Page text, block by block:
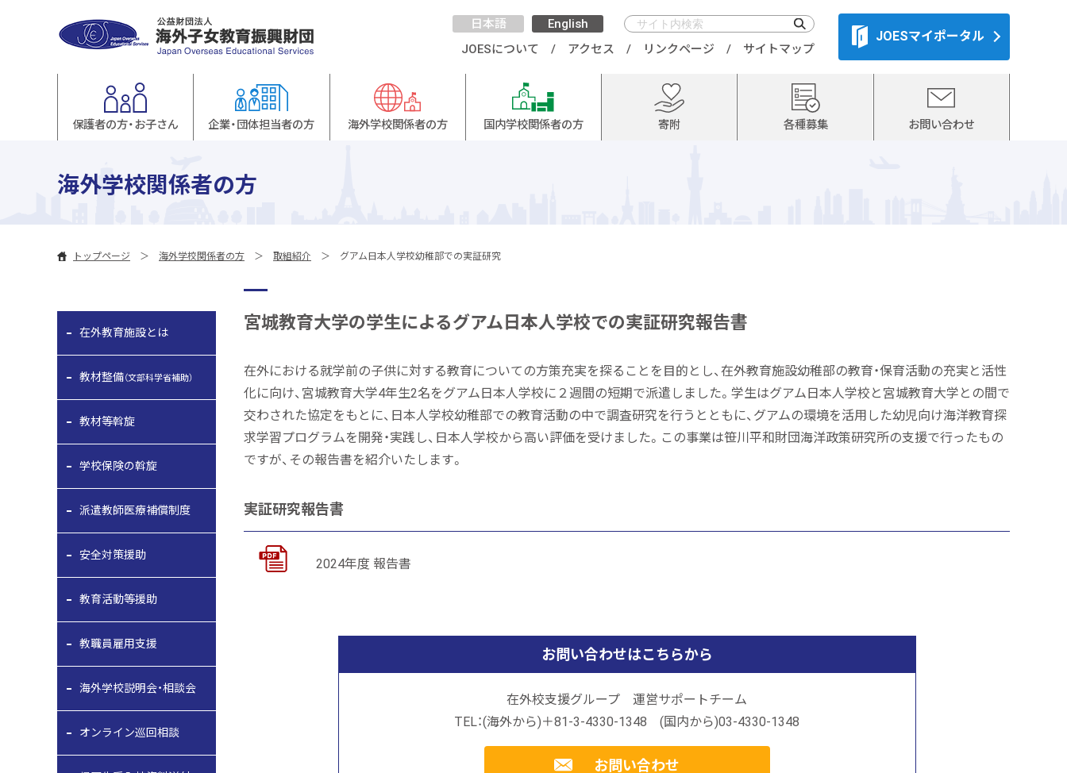
日本語
English
JOESについて
アクセス リンクページ サイトマップ
JOESマイポータル
保護者の方・お子さん 企業・団体担当者の方 海外学校関係者の方 国内学校関係者の方 寄附 各種募集 お問い合わせ
海外学校関係者の方
トップページ 海外学校関係者の方 取組紹介 グアム日本人学校幼稚部での実証研究
在外教育施設とは
教材整備（文部科学省補助）
教材等斡旋
学校保険の斡旋
派遣教師医療補償制度
安全対策援助
教育活動等援助
教職員雇用支援
海外学校説明会・相談会
オンライン巡回相談
宮城教育大学の学生によるグアム日本人学校での実証研究報告書
在外における就学前の子供に対する教育についての方策充実を探ることを目的とし、在外教育施設幼稚部の教育・保育活動の充実と活性
化に向け、宮城教育大学4年生2名をグアム日本人学校に２週間の短期で派遣しました。学生はグアム日本人学校と宮城教育大学との間で
交わされた協定をもとに、日本人学校幼稚部での教育活動の中で調査研究を行うとともに、グアムの環境を活用した幼児向け海洋教育探
求学習プログラムを開発・実践し、日本人学校から高い評価を受けました。この事業は笹川平和財団海洋政策研究所の支援で行ったもの
ですが、その報告書を紹介いたします。
実証研究報告書
2024年度 報告書
お問い合わせはこちらから
在外校支援グループ 運営サポートチーム
TEL：(海外から)＋81-3-4330-1348 (国内から)03-4330-1348
お問い合わせ